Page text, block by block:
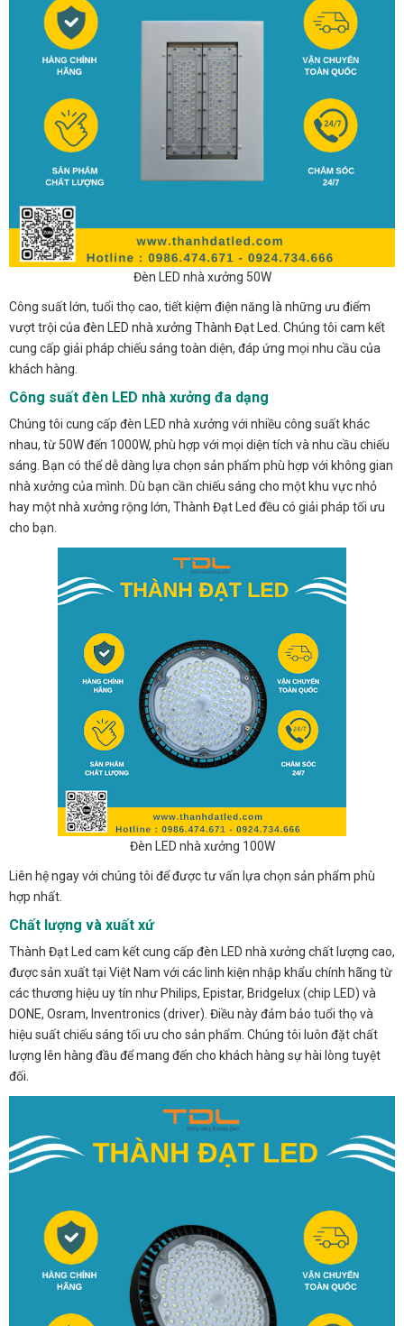
Đèn LED nhà xưởng 50W
Công suất lớn, tuổi thọ cao, tiết kiệm điện năng là những ưu điểm
vượt trội của đèn LED nhà xưởng Thành Đạt Led. Chúng tôi cam kết
cung cấp giải pháp chiếu sáng toàn diện, đáp ứng mọi nhu cầu của
khách hàng.
Công suất đèn LED nhà xưởng đa dạng
Chúng tôi cung cấp đèn LED nhà xưởng với nhiều công suất khác
nhau, từ 50W đến 1000W, phù hợp với mọi diện tích và nhu cầu chiếu
sáng. Bạn có thể dễ dàng lựa chọn sản phẩm phù hợp với không gian
nhà xưởng của mình. Dù bạn cần chiếu sáng cho một khu vực nhỏ
hay một nhà xưởng rộng lớn, Thành Đạt Led đều có giải pháp tối ưu
cho bạn.
Đèn LED nhà xưởng 100W
Liên hệ ngay với chúng tôi để được tư vấn lựa chọn sản phẩm phù
hợp nhất.
Chất lượng và xuất xứ
Thành Đạt Led cam kết cung cấp đèn LED nhà xưởng chất lượng cao,
được sản xuất tại Việt Nam với các linh kiện nhập khẩu chính hãng từ
các thương hiệu uy tín như Philips, Epistar, Bridgelux (chip LED) và
DONE, Osram, Inventronics (driver). Điều này đảm bảo tuổi thọ và
hiệu suất chiếu sáng tối ưu cho sản phẩm. Chúng tôi luôn đặt chất
lượng lên hàng đầu để mang đến cho khách hàng sự hài lòng tuyệt
đối.